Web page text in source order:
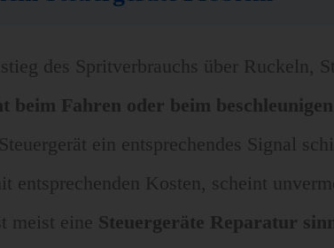
des Spritverbrauchs über Ruckeln,
beim Fahren oder beim
ein entsprechendes Signal
entsprechenden Kosten, scheint
meist eine Steuergeräte Reparatur